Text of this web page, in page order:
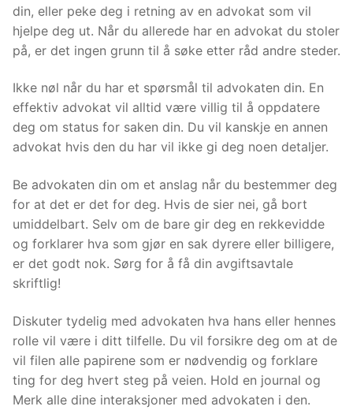
din, eller peke deg i retning av en advokat som vil
hjelpe deg ut. Når du allerede har en advokat du stoler
på, er det ingen grunn til å søke etter råd andre steder.
Ikke nøl når du har et spørsmål til advokaten din. En
effektiv advokat vil alltid være villig til å oppdatere
deg om status for saken din. Du vil kanskje en annen
advokat hvis den du har vil ikke gi deg noen detaljer.
Be advokaten din om et anslag når du bestemmer deg
for at det er det for deg. Hvis de sier nei, gå bort
umiddelbart. Selv om de bare gir deg en rekkevidde
og forklarer hva som gjør en sak dyrere eller billigere,
er det godt nok. Sørg for å få din avgiftsavtale
skriftlig!
Diskuter tydelig med advokaten hva hans eller hennes
rolle vil være i ditt tilfelle. Du vil forsikre deg om at de
vil filen alle papirene som er nødvendig og forklare
ting for deg hvert steg på veien. Hold en journal og
Merk alle dine interaksjoner med advokaten i den.